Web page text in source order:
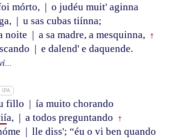
mórto, | o judéu muit' aginna
| u sas cubas tiínna;
noite | a sa madre, a mesquinna, †
| e dalend' e daquende.
IPA
fillo | ía muito chorando
a, | a todos preguntando †
| lle diss'; “éu o vi ben quando